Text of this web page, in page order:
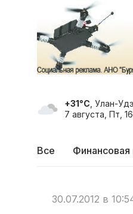
+31°C , Улан-Удэ
7 августа, Пт,
Все Финансовая
30.07.2012 в